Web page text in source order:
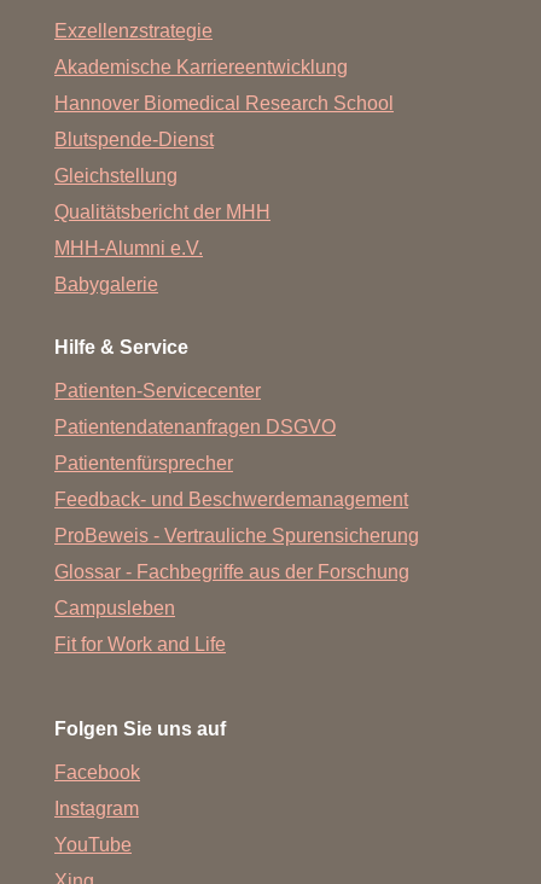
Exzellenzstrategie
Akademische Karriereentwicklung
Hannover Biomedical Research School
Blutspende-Dienst
Gleichstellung
Qualitätsbericht der MHH
MHH-Alumni e.V.
Babygalerie
Hilfe & Service
Patienten-Servicecenter
Patientendatenanfragen DSGVO
Patientenfürsprecher
Feedback- und Beschwerdemanagement
ProBeweis - Vertrauliche Spurensicherung
Glossar - Fachbegriffe aus der Forschung
Campusleben
Fit for Work and Life
Folgen Sie uns auf
Facebook
Instagram
YouTube